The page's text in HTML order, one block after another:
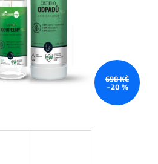
698 KČ
–20 %